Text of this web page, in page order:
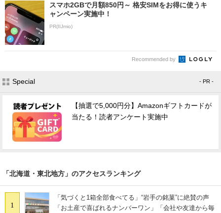
スマホ2GBで月額850円～ 格安SIMをお得に使うキ
ャンペーン実施中！
PR(IIJmio)
Recommended by
Special - PR -
【抽選で5,000円分】Amazonギフトカードが
当たる！読者アンケート実施中
「北海道・東北地方」のアクセスランキング
1
「気づくと1箱全部食べてる」“岩手の銘菓”に絶賛の声
「お土産で喜ばれるナンバーワン」「会社や友達から毎